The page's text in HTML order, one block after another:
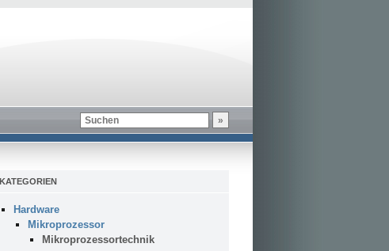
KATEGORIEN
Hardware
Mikroprozessor
Mikroprozessortechnik